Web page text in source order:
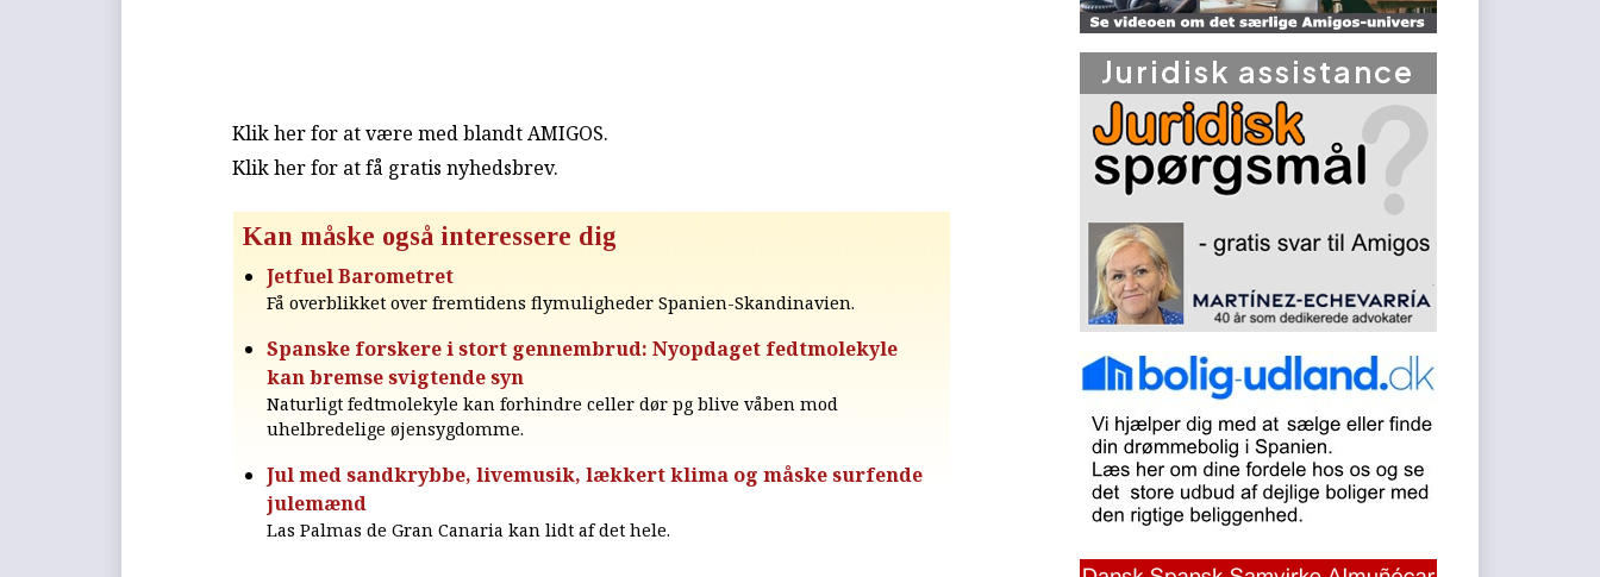
Klik her for at være med blandt AMIGOS.
Klik her for at få gratis nyhedsbrev.
Kan måske også interessere dig
Jetfuel Barometret
Få overblikket over fremtidens flymuligheder Spanien-Skandinavien.
Spanske forskere i stort gennembrud: Nyopdaget fedtmolekyle
kan bremse svigtende syn
Naturligt fedtmolekyle kan forhindre celler dør pg blive våben mod
uhelbredelige øjensygdomme.
Jul med sandkrybbe, livemusik, lækkert klima og måske surfende
julemænd
Las Palmas de Gran Canaria kan lidt af det hele.